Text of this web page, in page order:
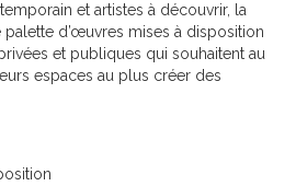
et artistes à découvrir, la
d’œuvres mises à disposition
et publiques qui souhaitent au
espaces au plus créer des